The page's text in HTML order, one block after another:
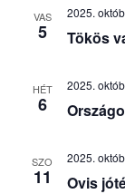
VAS
5 Tökös
2025.
HÉT
6
2025.
SZO
11 Ovis
2025.